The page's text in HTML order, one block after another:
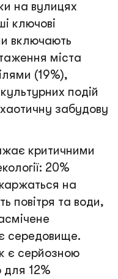
на вулицях
ключові
включають
міста
(19%),
подій
забудову
критичними
20%
на
повітря та води,
середовище.
є серйозною
12%